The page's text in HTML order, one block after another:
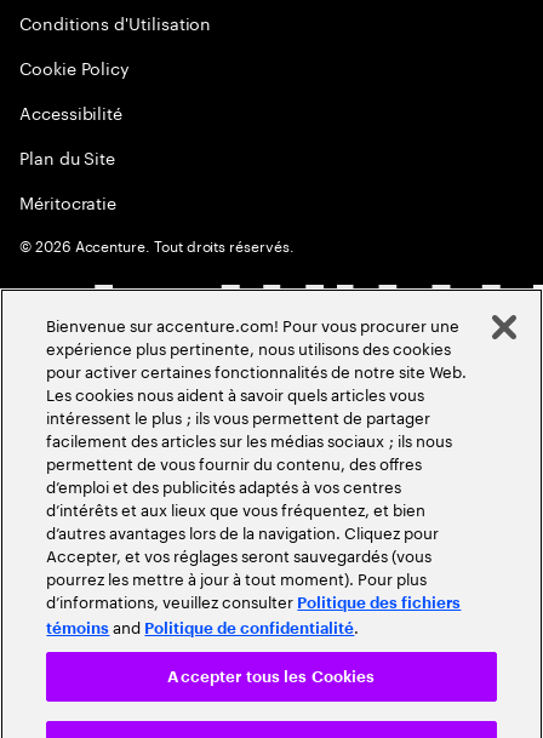
Conditions d'Utilisation
Cookie Policy
Accessibilité
Plan du Site
Méritocratie
©2026 Accenture. Tout droits réservés.
Bienvenue sur accenture.com! Pour vous procurer une
expérience plus pertinente, nous utilisons des cookies
pour activer certaines fonctionnalités de notre site Web.
Les cookies nous aident à savoir quels articles vous
intéressent le plus ; ils vous permettent de partager
facilement des articles sur les médias sociaux ; ils nous
permettent de vous fournir du contenu, des offres
d’emploi et des publicités adaptés à vos centres
d’intérêts et aux lieux que vous fréquentez, et bien
d’autres avantages lors de la navigation. Cliquez pour
Accepter, et vos réglages seront sauvegardés (vous
pourrez les mettre à jour à tout moment). Pour plus
d’informations, veuillez consulter Politique des fichiers
témoins and Politique de confidentialité.
Accepter tous les Cookies